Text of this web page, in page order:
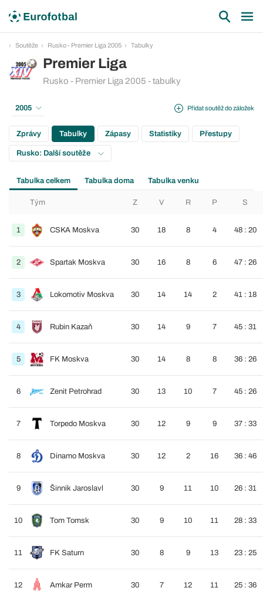
Soutěže Rusko - Premier Liga 2005 Tabulky
Premier Liga
Rusko - Premier Liga 2005 - tabulky
Přidat soutěž do záložek
2005
Zprávy Tabulky Zápasy Statistiky Přestupy
Rusko: Další soutěže
Tabulka celkem Tabulka doma Tabulka venku
Tým Z V R P S
1 CSKA Moskva 30 18 8 4 48 : 20
2 Spartak Moskva 30 16 8 6 47 : 26
3 Lokomotiv Moskva 30 14 14 2 41 : 18
4 Rubin Kazaň 30 14 9 7 45 : 31
5 FK Moskva 30 14 8 8 36 : 26
6 Zenit Petrohrad 30 13 10 7 45 : 26
7 Torpedo Moskva 30 12 9 9 37 : 33
8 Dinamo Moskva 30 12 2 16 36 : 46
9 Šinnik Jaroslavl 30 9 11 10 26 : 31
10 Tom Tomsk 30 9 10 11 28 : 33
11 FK Saturn 30 8 9 13 23 : 25
12 Amkar Perm 30 7 12 11 25 : 36